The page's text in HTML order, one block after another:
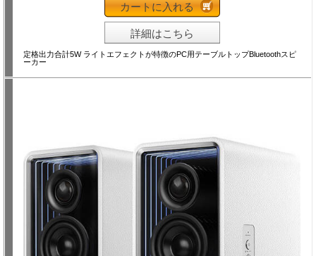
カートに入れる
詳細はこちら
定格出力合計5W ライトエフェクトが特徴のPC用テーブルトップBluetoothスピ
ーカー